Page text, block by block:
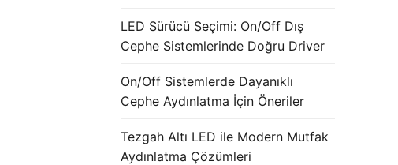
LED Sürücü Seçimi: On/Off Dış
Cephe Sistemlerinde Doğru Driver
On/Off Sistemlerde Dayanıklı
Cephe Aydınlatma İçin Öneriler
Tezgah Altı LED ile Modern Mutfak
Aydınlatma Çözümleri